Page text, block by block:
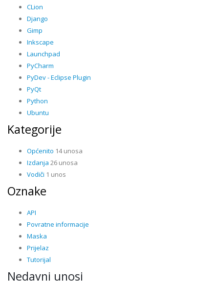
CLion
Django
Gimp
Inkscape
Launchpad
PyCharm
PyDev - Eclipse Plugin
PyQt
Python
Ubuntu
Kategorije
Općenito 14 unosa
Izdanja 26 unosa
Vodiči 1 unos
Oznake
API
Povratne informacije
Maska
Prijelaz
Tutorijal
Nedavni unosi